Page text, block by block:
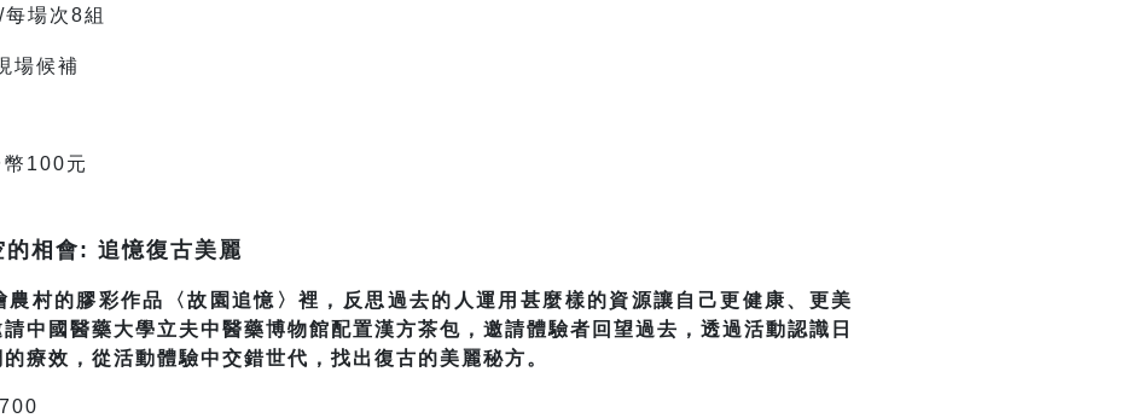
場次8組
場候補
100元
的相會: 追憶復古美麗
農村的膠彩作品〈故園追憶〉裡，反思過去的人運用甚麼樣的資源讓自己更健康、更美
中國醫藥大學立夫中醫藥博物館配置漢方茶包，邀請體驗者回望過去，透過活動認識日
療效，從活動體驗中交錯世代，找出復古的美麗秘方。